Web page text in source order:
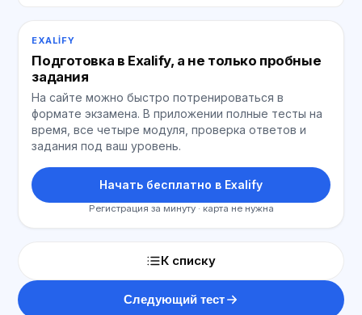
EXALIFY
Подготовка в Exalify, а не только пробные
задания
На сайте можно быстро потренироваться в
формате экзамена. В приложении полные тесты на
время, все четыре модуля, проверка ответов и
задания под ваш уровень.
Начать бесплатно в Exalify
Регистрация за минуту · карта не нужна
К списку
Следующий тест